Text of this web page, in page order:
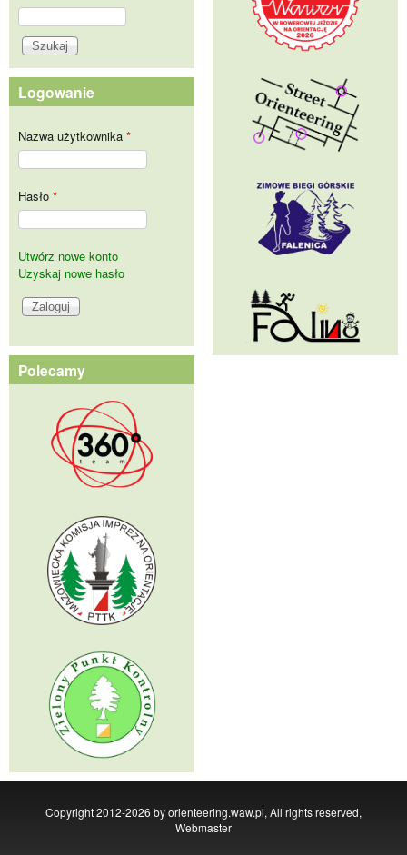
Formularz wyszukiwania
Szukaj
Logowanie
Nazwa użytkownika *
Hasło *
Utwórz nowe konto
Uzyskaj nowe hasło
Polecamy
Copyright 2012-2026 by orienteering.waw.pl, All rights reserved,
Webmaster